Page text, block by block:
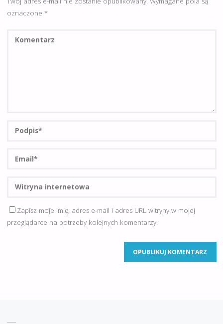
oznaczone *
Zapisz moje imię, adres e-mail i adres URL witryny w mojej
przeglądarce na potrzeby kolejnych komentarzy.